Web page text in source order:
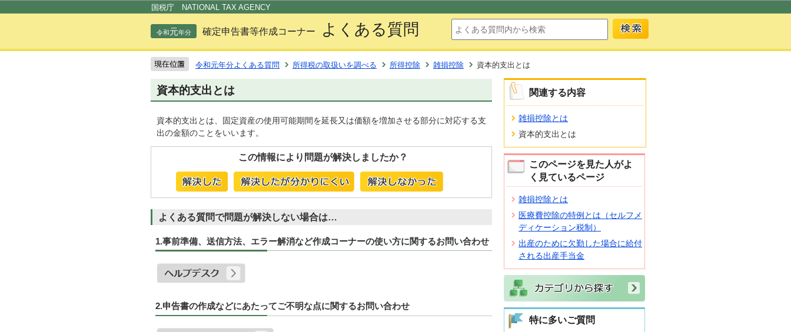
国税庁 NATIONAL TAX AGENCY
令和元年分 確定申告書等作成コーナー よくある質問
令和元年分よくある質問 所得税の取扱いを調べる 所得控除 雑損控除 資本的支出とは
資本的支出とは
資本的支出とは、固定資産の使用可能期間を延長又は価額を増加させる部分に対応する支
出の金額のことをいいます。
この情報により問題が解決しましたか？
よくある質問で問題が解決しない場合は…
1.事前準備、送信方法、エラー解消など作成コーナーの使い方に関するお問い合わせ
2.申告書の作成などにあたってご不明な点に関するお問い合わせ
関連する内容
雑損控除とは
資本的支出とは
このページを見た人がよ
く見ているページ
雑損控除とは
医療費控除の特例とは（セルフメ
ディケーション税制）
出産のために欠勤した場合に給付
される出産手当金
特に多いご質問